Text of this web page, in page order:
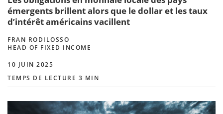
émergents brillent alors que le dollar et les taux
d’intérêt américains vacillent
FRAN RODILOSSO
HEAD OF FIXED INCOME
10 JUIN 2025
TEMPS DE LECTURE 3 MIN